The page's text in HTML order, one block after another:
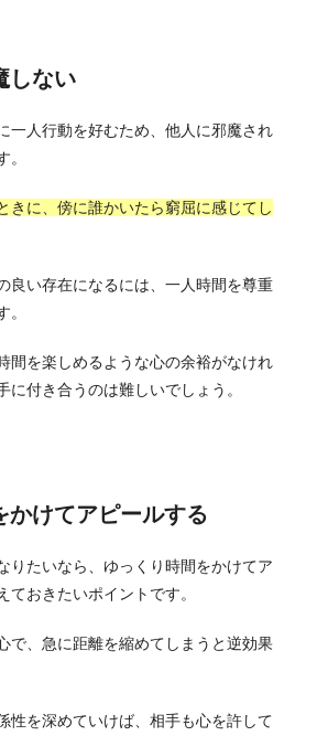
しない
一人行動を好むため、他人に邪魔され
。
きに、傍に誰かいたら窮屈に感じてし
良い存在になるには、一人時間を尊重
。
間を楽しめるような心の余裕がなけれ
に付き合うのは難しいでしょう。
かけてアピールする
りたいなら、ゆっくり時間をかけてア
ておきたいポイントです。
で、急に距離を縮めてしまうと逆効果
性を深めていけば、相手も心を許して